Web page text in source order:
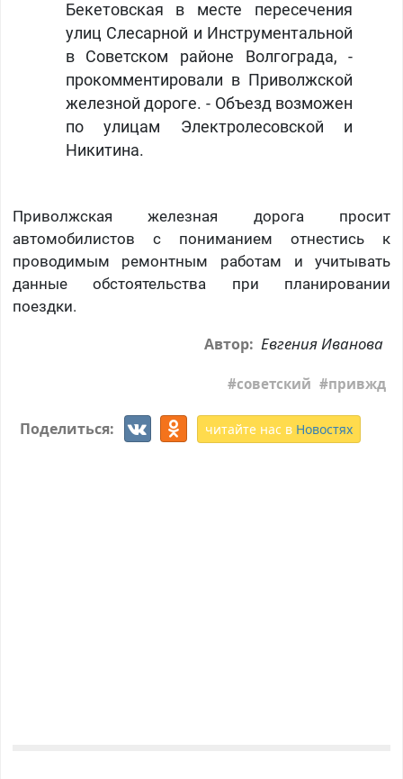
Бекетовская в месте пересечения
улиц Слесарной и Инструментальной
в Советском районе Волгограда, -
прокомментировали в Приволжской
железной дороге. - Объезд возможен
по улицам Электролесовской и
Никитина.
Приволжская железная дорога просит
автомобилистов с пониманием отнестись к
проводимым ремонтным работам и учитывать
данные обстоятельства при планировании
поездки.
Автор: Евгения Иванова
советский привжд
Поделиться: читайте нас в Новостях